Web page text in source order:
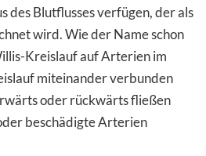
des Blutflusses verfügen, der als
wird. Wie der Name schon
Kreislauf auf Arterien im
miteinander verbunden
oder rückwärts fließen
beschädigte Arterien